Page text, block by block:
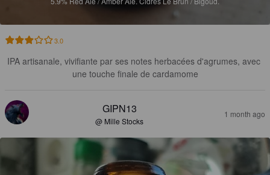
3.0
IPA artisanale, vivifiante par ses notes herbacées d'agrumes, avec
une touche finale de cardamome
GIPN13
@ Mille Stocks
1 month ago